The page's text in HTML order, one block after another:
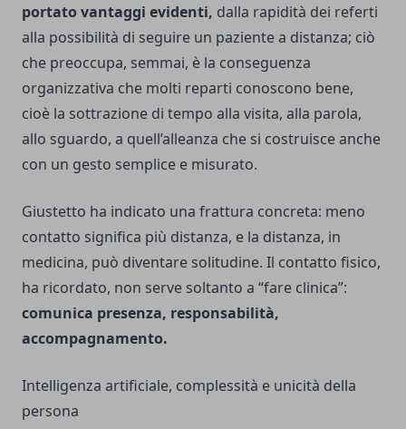
portato vantaggi evidenti, dalla rapidità dei referti
alla possibilità di seguire un paziente a distanza; ciò
che preoccupa, semmai, è la conseguenza
organizzativa che molti reparti conoscono bene,
cioè la sottrazione di tempo alla visita, alla parola,
allo sguardo, a quell’alleanza che si costruisce anche
con un gesto semplice e misurato.
Giustetto ha indicato una frattura concreta: meno
contatto significa più distanza, e la distanza, in
medicina, può diventare solitudine. Il contatto fisico,
ha ricordato, non serve soltanto a “fare clinica”:
comunica presenza, responsabilità,
accompagnamento.
Intelligenza artificiale, complessità e unicità della
persona